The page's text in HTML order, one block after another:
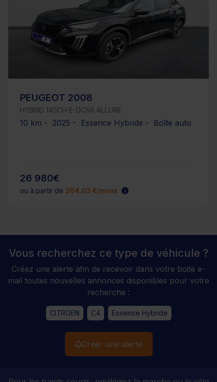
PEUGEOT 2008
HYBRID 145CH E-DCS6 ALLURE
10 km - 2025 - Essence Hybride - Boîte auto
26 980€
ou à partir de 364.03 €/mois
Vous recherchez ce type de véhicule ?
Créez une alerte afin de recevoir dans votre boite e-
mail toutes nouvelles annonces disponibles pour votre
recherche :
CITROEN C4 Essence Hybride
Créer une alerte